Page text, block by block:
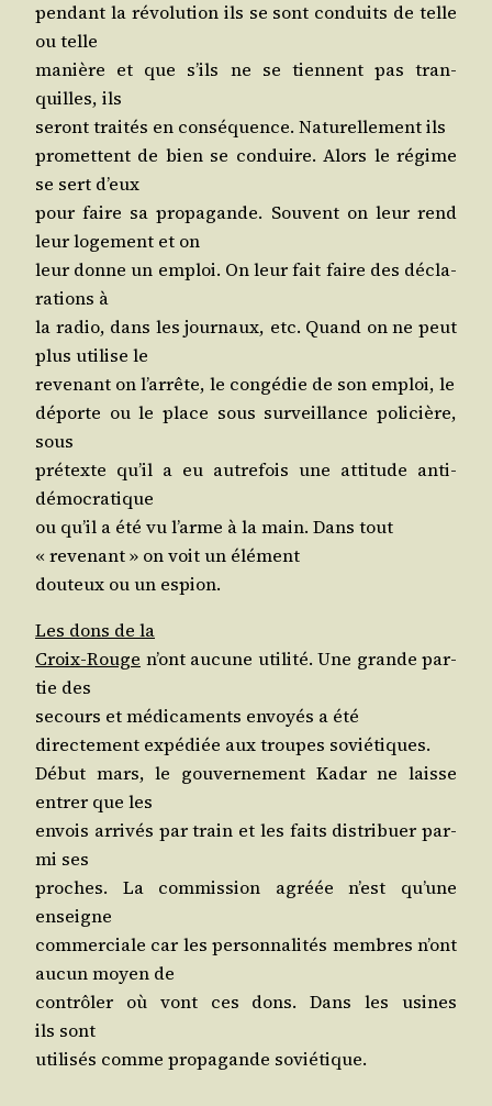
pen­dant la révo­lu­tion ils se sont conduits de telle
ou telle
manière et que s’ils ne se tiennent pas tran­
quilles, ils
seront trai­tés en consé­quence. Natu­rel­le­ment ils
pro­mettent de bien se conduire. Alors le régime
se sert d’eux
pour faire sa pro­pa­gande. Sou­vent on leur rend
leur loge­ment et on
leur donne un emploi. On leur fait faire des décla­
ra­tions à
la radio, dans les jour­naux, etc. Quand on ne peut
plus uti­lise le
reve­nant on l’ar­rête, le congé­die de son emploi, le
déporte ou le place sous sur­veillance poli­cière,
sous
pré­texte qu’il a eu autre­fois une atti­tude anti-
démocratique
ou qu’il a été vu l’arme à la main. Dans tout
« reve­nant » on voit un élément
dou­teux ou un espion.
Les dons de la
Croix-Rouge n’ont aucune uti­li­té. Une grande par­
tie des
secours et médi­ca­ments envoyés a été
direc­te­ment expé­diée aux troupes soviétiques.
Début mars, le gou­ver­ne­ment Kadar ne laisse
entrer que les
envois arri­vés par train et les faits dis­tri­buer par­
mi ses
proches. La com­mis­sion agréée n’est qu’une
enseigne
com­mer­ciale car les per­son­na­li­tés membres n’ont
aucun moyen de
contrô­ler où vont ces dons. Dans les usines
ils sont
uti­li­sés comme pro­pa­gande soviétique.